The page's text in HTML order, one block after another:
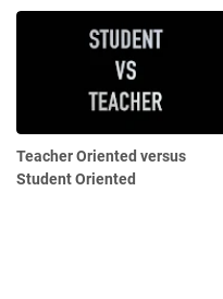
Teacher Oriented versus
Student Oriented